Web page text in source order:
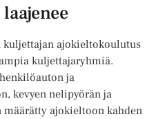
kuljettajan ajokieltokoulutus
kuljettajaryhmiä.
ja
kevyen nelipyörän ja
ajokieltoon kahden